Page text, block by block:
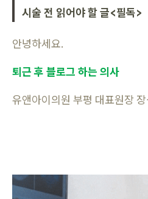
시술 전 읽어야 할 글<필독>
안녕하세요.
퇴근 후 블로그 하는 의사
유앤아이의원 부평 대표원장